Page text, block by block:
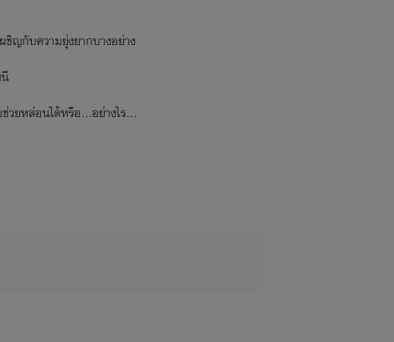
ญกับความยุ่งยากบางอย่าง
ยหล่อนได้หรือ...อย่างไร...